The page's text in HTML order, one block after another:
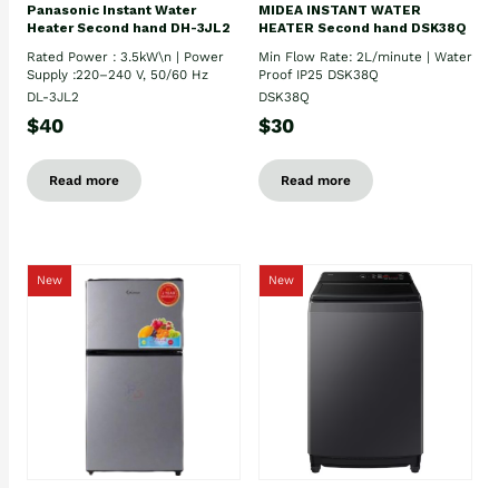
Panasonic Instant Water
Heater Second hand DH-3JL2
Rated Power : 3.5kW\n | Power
Supply :220–240 V, 50/60 Hz
DL-3JL2
$40
Read more
MIDEA INSTANT WATER
HEATER Second hand DSK38Q
Min Flow Rate: 2L/minute | Water
Proof IP25 DSK38Q
DSK38Q
$30
Read more
New New